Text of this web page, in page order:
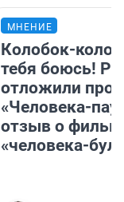
МНЕНИЕ
Колобок-
тебя боюсь!
отложили
«Человека-
отзыв о
«человека-